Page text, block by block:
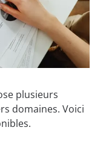
plusieurs
domaines. Voici